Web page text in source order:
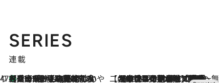
SERIES
連載
47都道府県の手みやげ ひんやりスイーツで夏を満喫
11 Hours Ago
【兵庫県】この夏絶対食べたい 冷やしておいしいおやつ3選 淡路島の恵みをジェラートに集約 【CREA×星野リゾート】唯一無二。癒しと発見が待つ場所へ
2026.8.7
【トンボの足水浴】ヒノキの香りに包まれて涼感マックス！約13℃の湧水かけ流しを避暑地「星野温泉 トンボの湯」で体験